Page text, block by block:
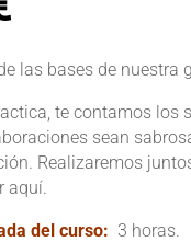
las bases de nuestra
te contamos los
sean
Realizaremos
aquí.
del curso: 3 horas.